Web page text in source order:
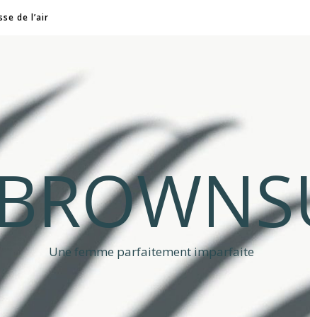
de l’air
Une femme parfaitement imparfaite